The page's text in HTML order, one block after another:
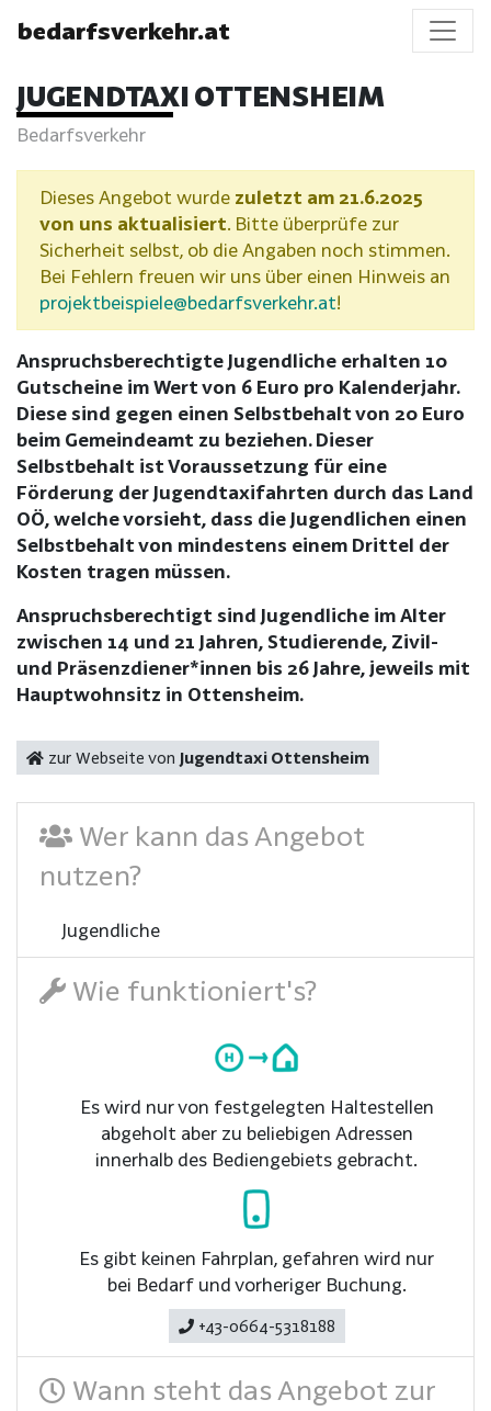
bedarfsverkehr.at
JUGENDTAXI OTTENSHEIM
Bedarfsverkehr
Dieses Angebot wurde zuletzt am 21.6.2025
von uns aktualisiert. Bitte überprüfe zur
Sicherheit selbst, ob die Angaben noch stimmen.
Bei Fehlern freuen wir uns über einen Hinweis an
projektbeispiele@bedarfsverkehr.at!
Anspruchsberechtigte Jugendliche erhalten 10
Gutscheine im Wert von 6 Euro pro Kalenderjahr.
Diese sind gegen einen Selbstbehalt von 20 Euro
beim Gemeindeamt zu beziehen. Dieser
Selbstbehalt ist Voraussetzung für eine
Förderung der Jugendtaxifahrten durch das Land
OÖ, welche vorsieht, dass die Jugendlichen einen
Selbstbehalt von mindestens einem Drittel der
Kosten tragen müssen.
Anspruchsberechtigt sind Jugendliche im Alter
zwischen 14 und 21 Jahren, Studierende, Zivil-
und Präsenzdiener*innen bis 26 Jahre, jeweils mit
Hauptwohnsitz in Ottensheim.
zur Webseite von Jugendtaxi Ottensheim
Wer kann das Angebot
nutzen?
Jugendliche
Wie funktioniert's?
Es wird nur von festgelegten Haltestellen
abgeholt aber zu beliebigen Adressen
innerhalb des Bediengebiets gebracht.
Es gibt keinen Fahrplan, gefahren wird nur
bei Bedarf und vorheriger Buchung.
+43-0664-5318188
Wann steht das Angebot zur